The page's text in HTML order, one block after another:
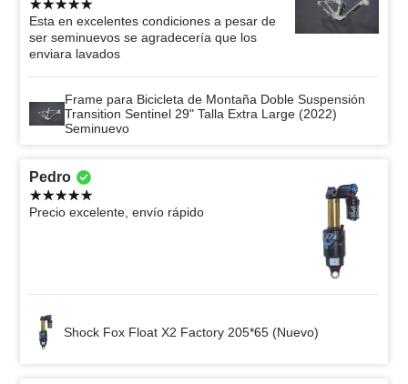
Esta en excelentes condiciones a pesar de
ser seminuevos se agradecería que los
enviara lavados
Frame para Bicicleta de Montaña Doble Suspensión
Transition Sentinel 29" Talla Extra Large (2022)
Seminuevo
Pedro
Precio excelente, envío rápido
Shock Fox Float X2 Factory 205*65 (Nuevo)